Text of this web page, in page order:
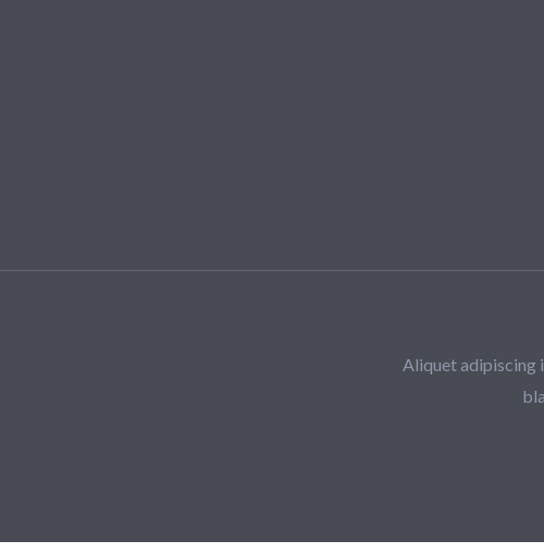
Aliquet adipiscing